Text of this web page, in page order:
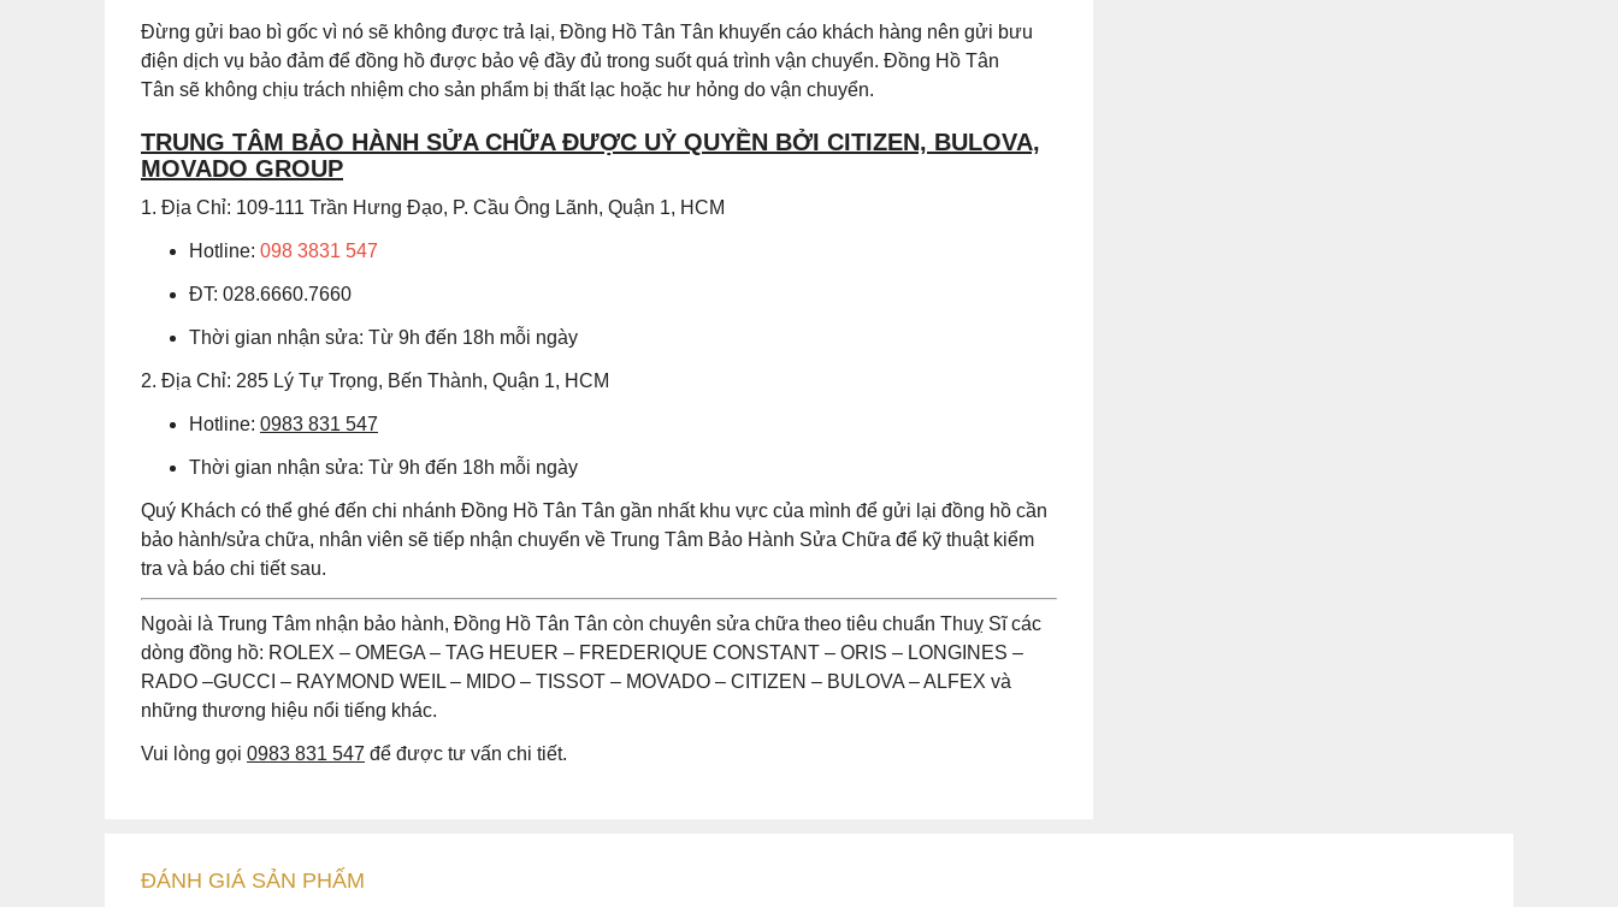
Đừng gửi bao bì gốc vì nó sẽ không được trả lại, Đồng Hồ Tân Tân khuyến cáo khách hàng nên gửi bưu
điện dịch vụ bảo đảm để đồng hồ được bảo vệ đầy đủ trong suốt quá trình vận chuyển. Đồng Hồ Tân
Tân sẽ không chịu trách nhiệm cho sản phẩm bị thất lạc hoặc hư hỏng do vận chuyển.
TRUNG TÂM BẢO HÀNH SỬA CHỮA ĐƯỢC UỶ QUYỀN BỞI CITIZEN, BULOVA,
MOVADO GROUP
1. Địa Chỉ: 109-111 Trần Hưng Đạo, P. Cầu Ông Lãnh, Quận 1, HCM
Hotline: 098 3831 547
ĐT: 028.6660.7660
Thời gian nhận sửa: Từ 9h đến 18h mỗi ngày
2. Địa Chỉ: 285 Lý Tự Trọng, Bến Thành, Quận 1, HCM
Hotline: 0983 831 547
Thời gian nhận sửa: Từ 9h đến 18h mỗi ngày
Quý Khách có thể ghé đến chi nhánh Đồng Hồ Tân Tân gần nhất khu vực của mình để gửi lại đồng hồ cần
bảo hành/sửa chữa, nhân viên sẽ tiếp nhận chuyển về Trung Tâm Bảo Hành Sửa Chữa để kỹ thuật kiểm
tra và báo chi tiết sau.
Ngoài là Trung Tâm nhận bảo hành, Đồng Hồ Tân Tân còn chuyên sửa chữa theo tiêu chuẩn Thuỵ Sĩ các
dòng đồng hồ: ROLEX – OMEGA – TAG HEUER – FREDERIQUE CONSTANT – ORIS – LONGINES –
RADO –GUCCI – RAYMOND WEIL – MIDO – TISSOT – MOVADO – CITIZEN – BULOVA – ALFEX và
những thương hiệu nổi tiếng khác.
Vui lòng gọi 0983 831 547 để được tư vấn chi tiết.
ĐÁNH GIÁ SẢN PHẤM